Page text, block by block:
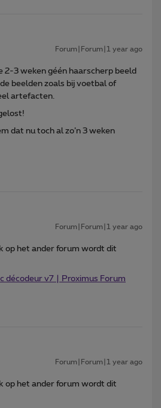
Forum|Forum|1 year ago
2-3 weken géén haarscherp beeld
beelden zoals bij voetbal of
artefacten.
dat nu toch al zo’n 3 weken
Forum|Forum|1 year ago
op het ander forum wordt dit
décodeur v7 | Proximus Forum
Forum|Forum|1 year ago
op het ander forum wordt dit